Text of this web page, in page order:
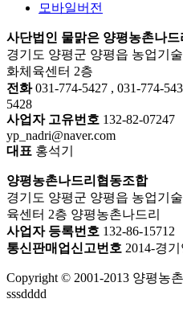
모바일버전
사단법인 물맑은 양평농촌나드
경기도 양평군 양평읍 농업기
화체육센터 2층
전화031-774-5427 , 031-774-
5428
사업자 고유번호 132-82-07247
yp_nadri@naver.com
대표 홍석기
양평농촌나드리협동조합
경기도 양평군 양평읍 농업기
육센터 2층 양평농촌나드리
사업자 등록번호 132-86-15712
통신판매업신고번호 2014-경
Copyright © 2001-2013 양평농
sssdddd